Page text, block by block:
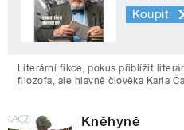
Koupit
Literární fikce, pokus přiblížit
filozofa, ale hlavně člověka Karla
Kněhyně